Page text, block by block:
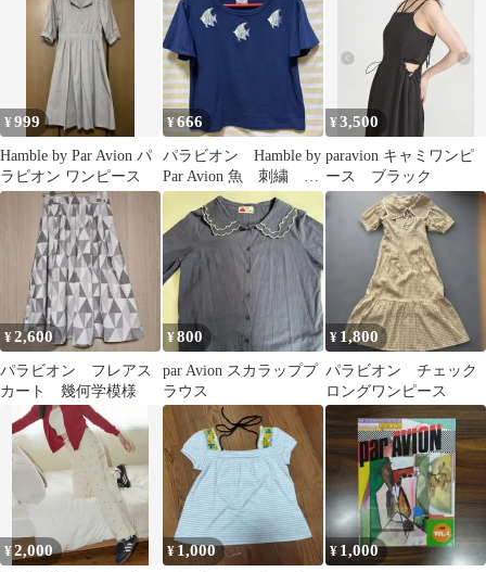
¥999
Hamble by Par Avion パ
ラビオン ワンピース
¥666
パラビオン Hamble by
Par Avion 魚 刺繍 T
シャツ ネイビー
¥3,500
paravion キャミワンピ
ース ブラック
¥2,600
パラビオン フレアス
カート 幾何学模様
¥800
par Avion スカラッププ
ラウス
¥ 1,800
パラビオン チェック
ロングワンピース
¥2,000 ¥ 1,000 ¥ 1,000